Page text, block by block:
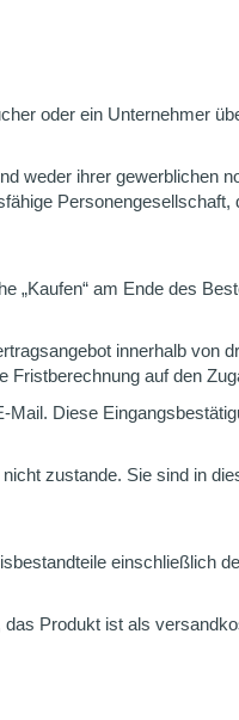
oder ein Unternehmer
weder ihrer gewerblichen
Personengesellschaft,
„Kaufen“ am Ende des
innerhalb von
Fristberechnung auf den
Diese
zustande. Sie sind in
einschließlich
Produkt ist als